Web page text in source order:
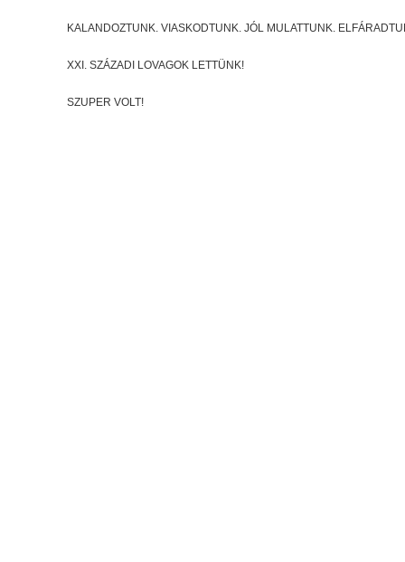
KALANDOZTUNK. VIASKODTUNK. JÓL MULATTUNK.
XXI. SZÁZADI LOVAGOK LETTÜNK!
SZUPER VOLT!